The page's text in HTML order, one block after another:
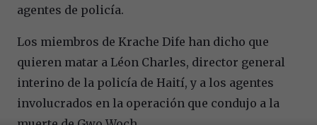
agentes de policía.
Los miembros de Krache Dife han dicho que
quieren matar a Léon Charles, director general
interino de la policía de Haití, y a los agentes
involucrados en la operación que condujo a la